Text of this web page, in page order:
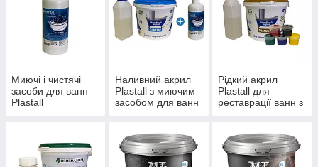
Миючі і чистячі
засоби для ванн
Plastall
Наливний акрил
Plastall з миючим
засобом для ванн
Рідкий акрил
Plastall для
реставрації ванн з